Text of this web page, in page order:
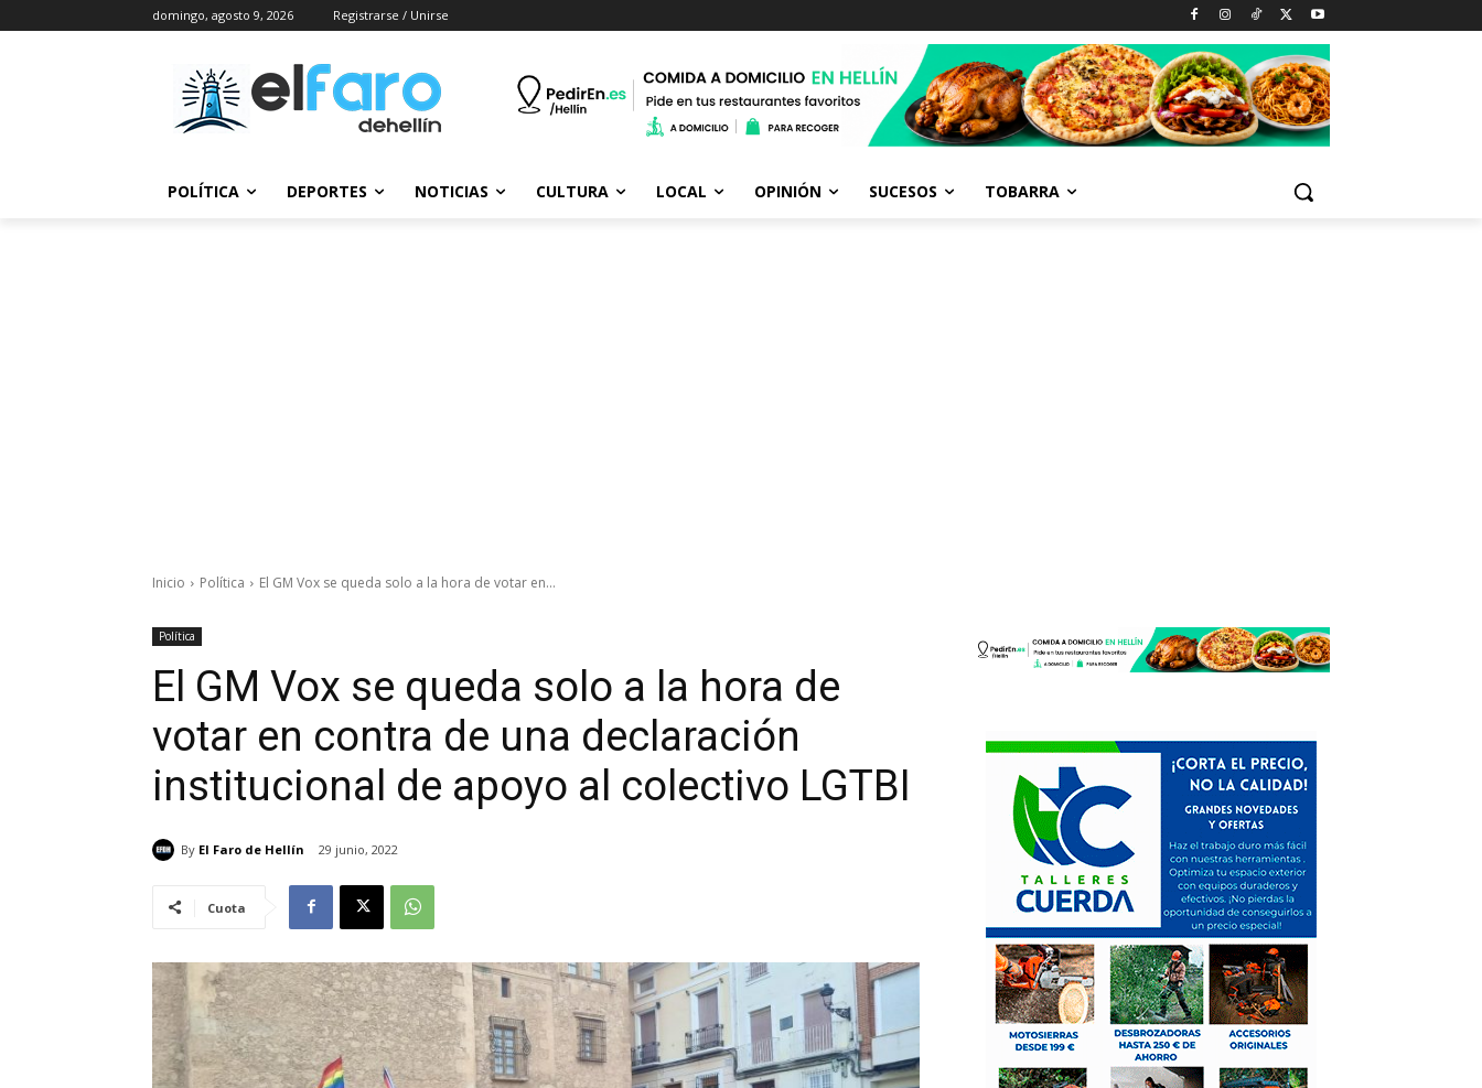
domingo, agosto 9, 2026 Registrarse / Unirse
POLÍTICA DEPORTES NOTICIAS CULTURA LOCAL OPINIÓN SUCESOS TOBARRA
Inicio Política El GM Vox se queda solo a la hora de votar en...
Política
El GM Vox se queda solo a la hora de
votar en contra de una declaración
institucional de apoyo al colectivo LGTBI
By El Faro de Hellín 29 junio, 2022
Cuota